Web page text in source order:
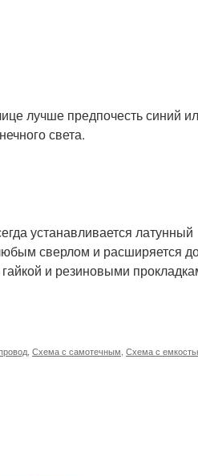
лучше предпочесть синий
света.
устанавливается латунный
сверлом и расширяется
и резиновыми
Схема с самотечным Схема с